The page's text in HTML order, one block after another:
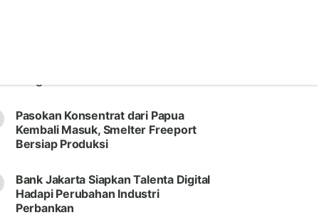
Pasokan Konsentrat dari Papua
Kembali Masuk, Smelter Freeport
Bersiap Produksi
Bank Jakarta Siapkan Talenta Digital
Hadapi Perubahan Industri
Perbankan